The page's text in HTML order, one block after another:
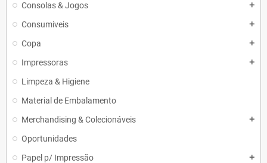
Consolas & Jogos add
Consumiveis add
Copa add
Impressoras add
Limpeza & Higiene
Material de Embalamento
Merchandising & Colecionáveis
add
Oportunidades
Papel p/ Impressão
add